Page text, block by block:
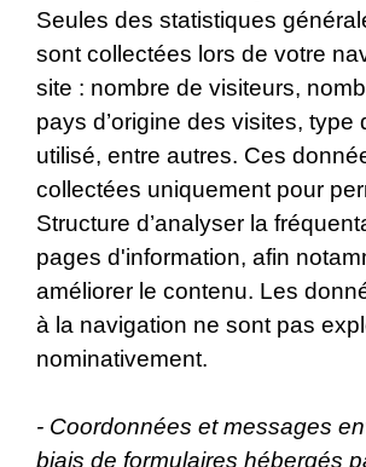
Seules des statistiques
sont collectées lors de votre
site : nombre de visiteurs,
pays d’origine des visites, type
utilisé, entre autres. Ces
collectées uniquement pour
Structure d’analyser la
pages d'information, afin
améliorer le contenu. Les
à la navigation ne sont pas
nominativement.
- Coordonnées et messages
biais de formulaires hébergés